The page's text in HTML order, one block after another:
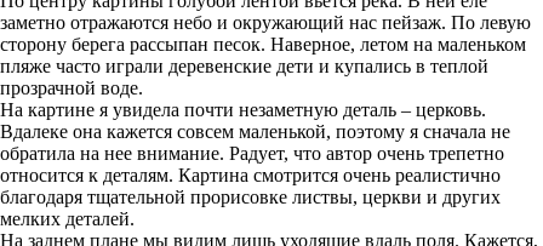
заметно отражаются небо и окружающий нас пейзаж. По левую
сторону берега рассыпан песок. Наверное, летом на маленьком
пляже часто играли деревенские дети и купались в теплой
прозрачной воде.
На картине я увидела почти незаметную деталь – церковь.
Вдалеке она кажется совсем маленькой, поэтому я сначала не
обратила на нее внимание. Радует, что автор очень трепетно
относится к деталям. Картина смотрится очень реалистично
благодаря тщательной прорисовке листвы, церкви и других
мелких деталей.
На заднем плане мы видим лишь уходящие вдаль поля. Кажется,